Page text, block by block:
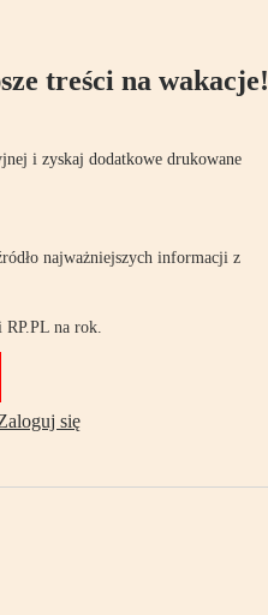
treści na wakacje!
i zyskaj dodatkowe drukowane
najważniejszych informacji z
RP.PL na rok.
się